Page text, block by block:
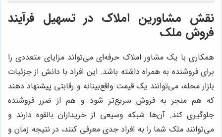
نقش مشاورین املاک در تسهیل فرآیند
فروش ملک
همکاری با یک مشاور املاک حرفه‌ای می‌تواند مزایای متعددی را
برای فروشنده به همراه داشته باشد. این افراد با دانش از جزئیات
بازار محله، می‌توانند یک قیمت واقع‌بینانه و رقابتی پیشنهاد دهند
که هم منجر به فروش سریع‌تر شود و هم از ضرر فروشنده
جلوگیری کند. آن‌ها شبکه وسیعی از خریداران بالقوه دارند و
می‌توانند ملک شما را به افراد جدی معرفی کنند، در نتیجه زمان و